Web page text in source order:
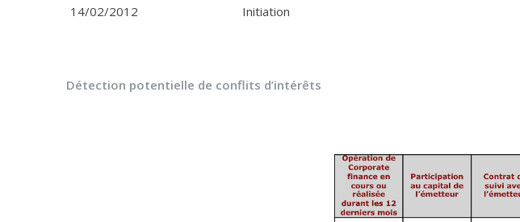
14/02/2012
Initiation
Détection potentielle de conflits d’intérêts